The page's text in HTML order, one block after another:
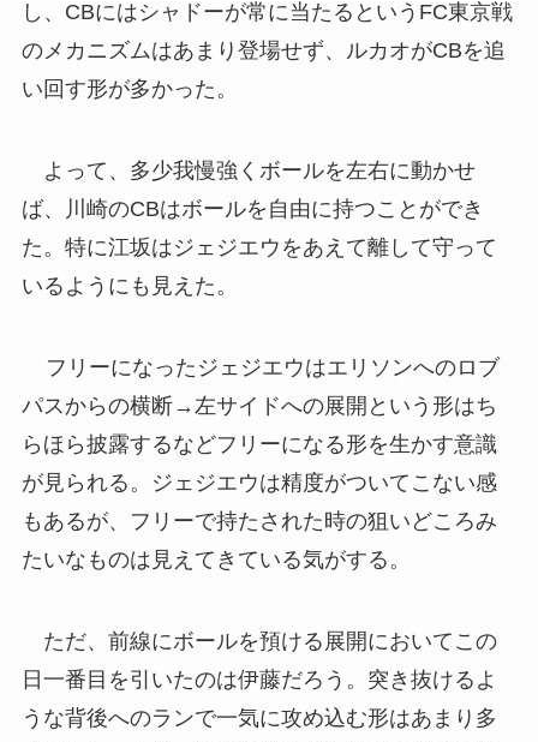
し、CBにはシャドーが常に当たるというFC東京戦
のメカニズムはあまり登場せず、ルカオがCBを追
い回す形が多かった。
よって、多少我慢強くボールを左右に動かせ
ば、川崎のCBはボールを自由に持つことができ
た。特に江坂はジェジエウをあえて離して守って
いるようにも見えた。
フリーになったジェジエウはエリソンへのロブ
パスからの横断→左サイドへの展開という形はち
らほら披露するなどフリーになる形を生かす意識
が見られる。ジェジエウは精度がついてこない感
もあるが、フリーで持たされた時の狙いどころみ
たいなものは見えてきている気がする。
ただ、前線にボールを預ける展開においてこの
日一番目を引いたのは伊藤だろう。突き抜けるよ
うな背後へのランで一気に攻め込む形はあまり多